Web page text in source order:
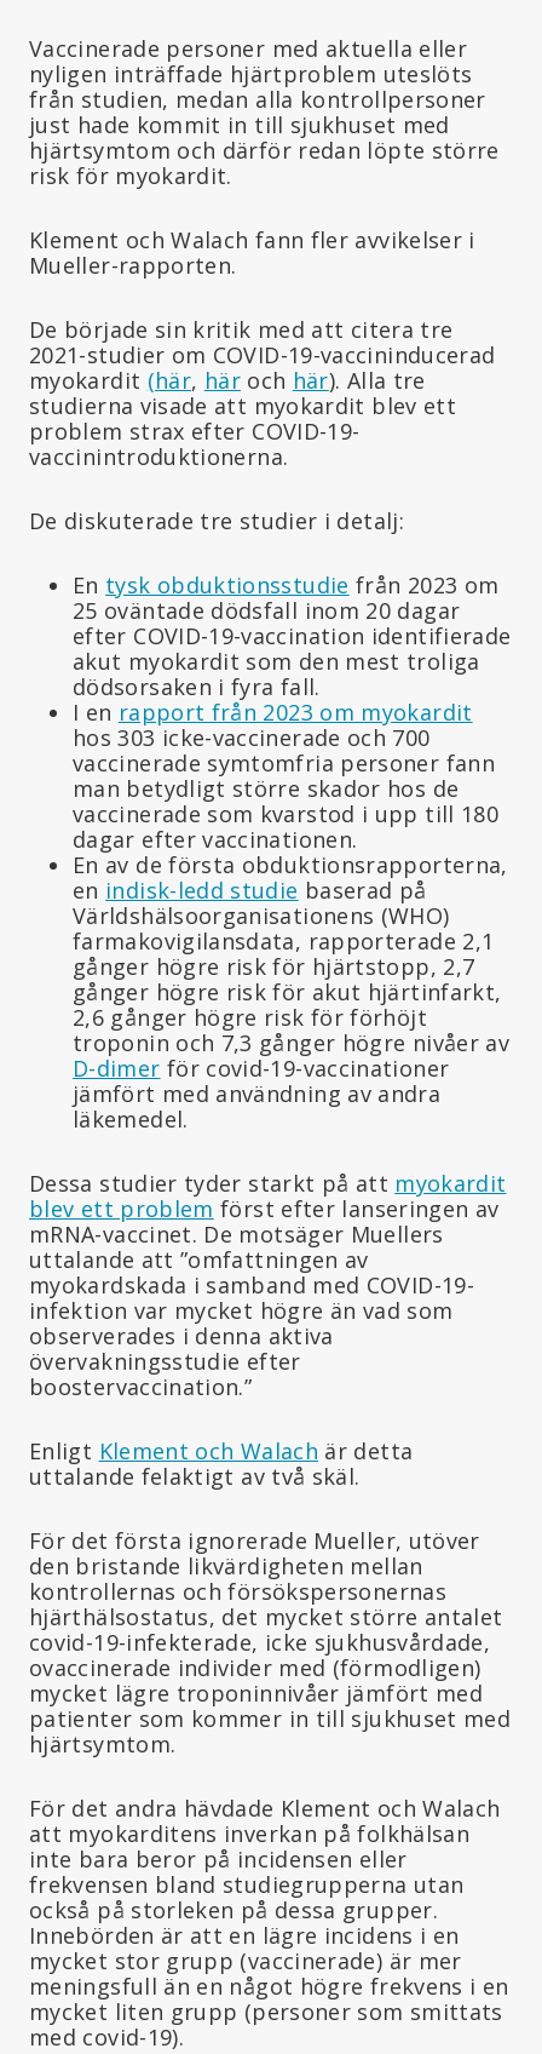
Vaccinerade personer med aktuella eller
nyligen inträffade hjärtproblem uteslöts
från studien, medan alla kontrollpersoner
just hade kommit in till sjukhuset med
hjärtsymtom och därför redan löpte större
risk för myokardit.
Klement och Walach fann fler avvikelser i
Mueller-rapporten.
De började sin kritik med att citera tre
2021-studier om COVID-19-vaccininducerad
myokardit (här, häroch här). Alla tre
studierna visade att myokardit blev ett
problem strax efter COVID-19-
vaccinintroduktionerna.
De diskuterade tre studier i detalj:
En tysk obduktionsstudie från 2023 om
25 oväntade dödsfall inom 20 dagar
efter COVID-19-vaccination identifierade
akut myokardit som den mest troliga
dödsorsaken i fyra fall.
I en rapport från 2023 om myokardit
hos 303 icke-vaccinerade och 700
vaccinerade symtomfria personer fann
man betydligt större skador hos de
vaccinerade som kvarstod i upp till 180
dagar efter vaccinationen.
En av de första obduktionsrapporterna,
en indisk-ledd studie baserad på
Världshälsoorganisationens (WHO)
farmakovigilansdata, rapporterade 2,1
gånger högre risk för hjärtstopp, 2,7
gånger högre risk för akut hjärtinfarkt,
2,6 gånger högre risk för förhöjt
troponin och 7,3 gånger högre nivåer av
D-dimer för covid-19-vaccinationer
jämfört med användning av andra
läkemedel.
Dessa studier tyder starkt på att myokardit
blev ett problem först efter lanseringen av
mRNA-vaccinet. De motsäger Muellers
uttalande att ”omfattningen av
myokardskada i samband med COVID-19-
infektion var mycket högre än vad som
observerades i denna aktiva
övervakningsstudie efter
boostervaccination.”
Enligt Klement och Walach är detta
uttalande felaktigt av två skäl.
För det första ignorerade Mueller, utöver
den bristande likvärdigheten mellan
kontrollernas och försökspersonernas
hjärthälsostatus, det mycket större antalet
covid-19-infekterade, icke sjukhusvårdade,
ovaccinerade individer med (förmodligen)
mycket lägre troponinnivåer jämfört med
patienter som kommer in till sjukhuset med
hjärtsymtom.
För det andra hävdade Klement och Walach
att myokarditens inverkan på folkhälsan
inte bara beror på incidensen eller
frekvensen bland studiegrupperna utan
också på storleken på dessa grupper.
Innebörden är att en lägre incidens i en
mycket stor grupp (vaccinerade) är mer
meningsfull än en något högre frekvens i en
mycket liten grupp (personer som smittats
med covid-19).